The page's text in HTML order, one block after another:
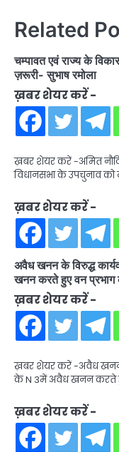
Related
चम्पावत एवं राज्य के
ज़रूरी- सुभाष रमोला
ख़बर शेयर करें -
ख़बर शेयर करें -अमित
विधानसभा के उपचुनाव को
ख़बर शेयर करें -
अवैध खनन के विरुद्ध
खनन करते हुए वन प्रभाग
ख़बर शेयर करें -
ख़बर शेयर करें -अवैध खनन के
के N 3में अवैध खनन करते
ख़बर शेयर करें -